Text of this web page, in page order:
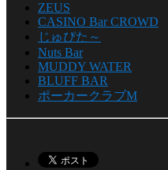
ZEUS
CASINO Bar CROWD
じゅぴた～
Nuts Bar
MUDDY WATER
BLUFF BAR
ポーカークラブM